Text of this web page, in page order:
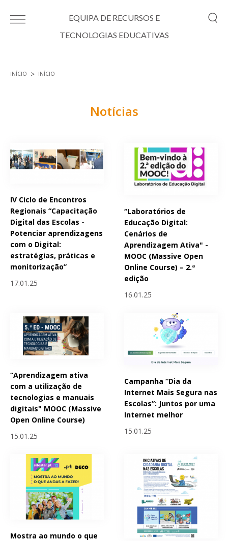
EQUIPA DE RECURSOS E
TECNOLOGIAS EDUCATIVAS
INÍCIO INÍCIO
Notícias
IV Ciclo de Encontros
Regionais “Capacitação
Digital das Escolas -
Potenciar aprendizagens
com o Digital:
estratégias, práticas e
monitorização”
17.01.25
“Laboratórios de
Educação Digital:
Cenários de
Aprendizagem Ativa" -
MOOC (Massive Open
Online Course) – 2.ª
edição
16.01.25
“Aprendizagem ativa
com a utilização de
tecnologias e manuais
digitais" MOOC (Massive
Open Online Course)
15.01.25
Campanha “Dia da
Internet Mais Segura nas
Escolas”: Juntos por uma
Internet melhor
15.01.25
Mostra ao mundo o que
Páginas